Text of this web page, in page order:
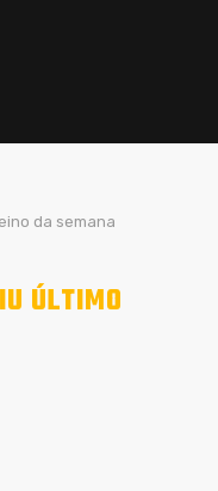
da semana
ÚLTIMO